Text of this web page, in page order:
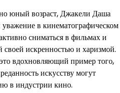
юный возраст, Джакели Даша
уважение в кинематографическом
сниматься в фильмах и
своей искренностью и харизмой.
вдохновляющий пример того,
искусству могут
в индустрии кино.